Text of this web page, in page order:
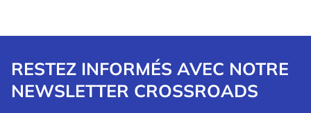
RESTEZ INFORMÉS AVEC NOTRE
NEWSLETTER CROSSROADS